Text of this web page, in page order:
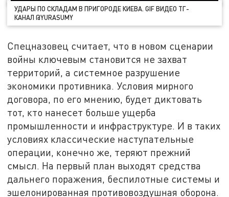
УДАРЫ ПО СКЛАДАМ В ПРИГОРОДЕ КИЕВА. GIF ВИДЕО ТГ-
КАНАЛ @YURASUMY
Спецназовец считает, что в новом сценарии
войны ключевым становится не захват
территорий, а системное разрушение
экономики противника. Условия мирного
договора, по его мнению, будет диктовать
тот, кто нанесет больше ущерба
промышленности и инфраструктуре. И в таких
условиях классические наступательные
операции, конечно же, теряют прежний
смысл. На первый план выходят средства
дальнего поражения, беспилотные системы и
эшелонированная противовоздушная оборона.